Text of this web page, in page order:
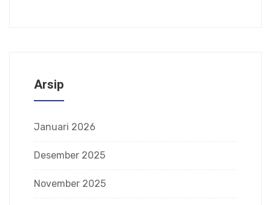
Arsip
Januari 2026
Desember 2025
November 2025